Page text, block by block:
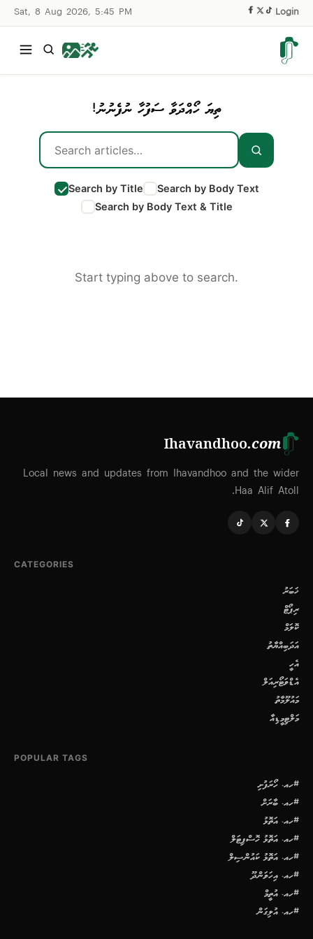
Sat, 8 Aug 2026, 5:45 PM Login
ތިޔަ ހޯއްދަވާ ސަފުހާ ނުފެނުނު!
Search by Title
Search by Body Text
Search by Body Text & Title
Start typing above to search.
Ihavandhoo.com
Local news and updates from Ihavandhoo and the wider
Haa Alif Atoll.
CATEGORIES
ޚަބަރު
ރިޕޯޓް
ކޮލަމް
އަދަބިއްޔާތު
އެހީ
އެޑްވަޓޯރިއަލް
މައުލޫމާތު
މަލްޓިމީޑިއާ
POPULAR TAGS
#ހއ. ހޯރަފުށި
#ހއ. ބާރަށް
#ހއ. އަތޮޅު
#ހއ. އަތޮޅު ހޮސްޕިޓަލް
#ހއ. އަތޮޅު ކައުންސިލް
#ހއ. އިހަވަންދޫ
#ހއ. އުތީމް
#ހއ. އުލިގަން